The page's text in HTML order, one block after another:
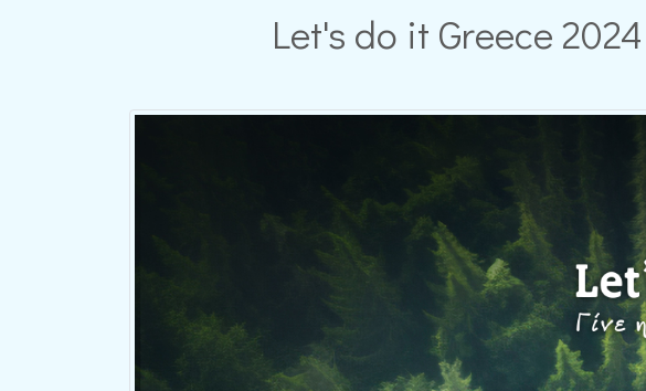
Let's do it Greece